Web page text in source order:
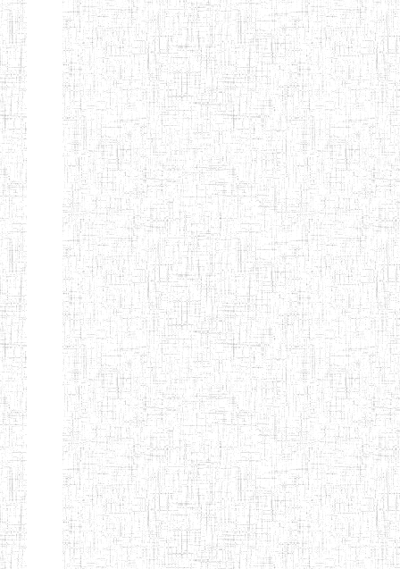
TECHNICAL
TEACHER
TRAINING
INSTITUTE
SAINT
ANDREW'S BTTC
28/12/2007 ENIEG
MODEL
INCLUSIVE
BILINGUAL
TEACHER
TRAINING
INSTITUTE
08/09/2015 ENIEG
CEFED/SPED/TTI
SANTA
17/11/2008 ENIEG
PTTC MBENGWI 06/08/1990 ENIEG
FULL GOSPEL
BTTC MBENGWI
02/10/1998 ENIEG